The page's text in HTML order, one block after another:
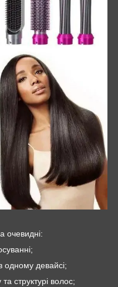
очевидні:
одному девайсі;
структурі волос;